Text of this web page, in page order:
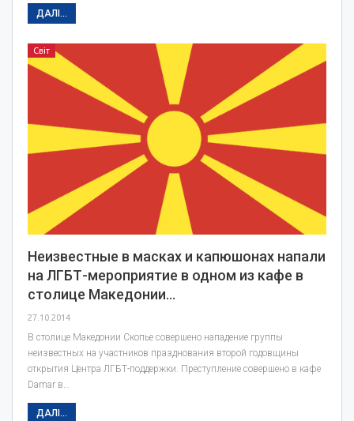
ДАЛІ...
Світ
Неизвестные в масках и капюшонах напали
на ЛГБТ-мероприятие в одном из кафе в
столице Македонии…
27.10.2014
В столице Македонии Скопье совершено нападение группы
неизвестных на участников празднования второй годовщины
открытия Центра ЛГБТ-поддержки. Преступление совершено в кафе
Damar в…
ДАЛІ...